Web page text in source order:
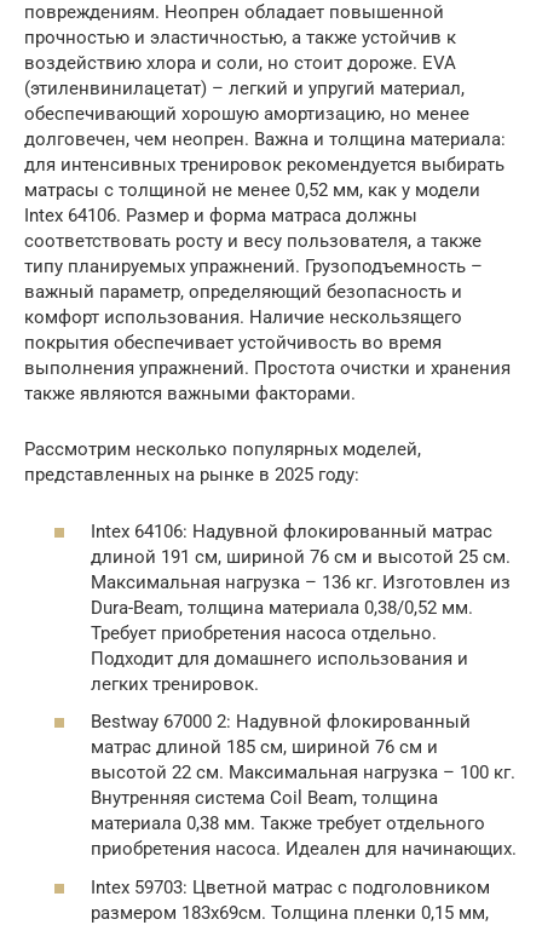
повреждениям. Неопрен обладает повышенной
прочностью и эластичностью, а также устойчив к
воздействию хлора и соли, но стоит дороже. EVA
(этиленвинилацетат) – легкий и упругий материал,
обеспечивающий хорошую амортизацию, но менее
долговечен, чем неопрен. Важна и толщина материала:
для интенсивных тренировок рекомендуется выбирать
матрасы с толщиной не менее 0,52 мм, как у модели
Intex 64106. Размер и форма матраса должны
соответствовать росту и весу пользователя, а также
типу планируемых упражнений. Грузоподъемность –
важный параметр, определяющий безопасность и
комфорт использования. Наличие нескользящего
покрытия обеспечивает устойчивость во время
выполнения упражнений. Простота очистки и хранения
также являются важными факторами.
Рассмотрим несколько популярных моделей,
представленных на рынке в 2025 году:
Intex 64106: Надувной флокированный матрас
длиной 191 см, шириной 76 см и высотой 25 см.
Максимальная нагрузка – 136 кг. Изготовлен из
Dura-Beam, толщина материала 0,38/0,52 мм.
Требует приобретения насоса отдельно.
Подходит для домашнего использования и
легких тренировок.
Bestway 67000 2: Надувной флокированный
матрас длиной 185 см, шириной 76 см и
высотой 22 см. Максимальная нагрузка – 100 кг.
Внутренняя система Coil Beam, толщина
материала 0,38 мм. Также требует отдельного
приобретения насоса. Идеален для начинающих.
Intex 59703: Цветной матрас с подголовником
размером 183х69см. Толщина пленки 0,15 мм,